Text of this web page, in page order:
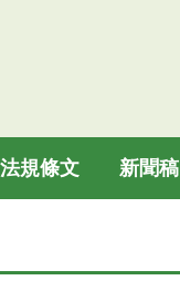
法規條文 新聞稿